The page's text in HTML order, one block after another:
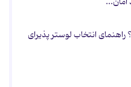
انتخاب لوستر پذیرای